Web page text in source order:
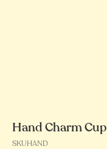
Hand Charm
SKUHAND